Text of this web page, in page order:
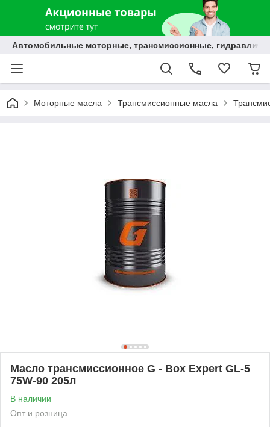
Автомобильные моторные, трансмиссионные,
Моторные масла Трансмиссионные масла
Масло трансмиссионное G - Box Expert GL-5
75W-90 205л
В наличии
Опт и розница